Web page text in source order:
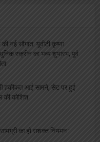
नई सौगात: यूवीटी कृष्णा
स्क्रीन का भव्य शुभारंभ, पूर्व
हकीकत आई सामने, सेट पर हुई
की कोशिश
का हो सशक्त नियमन :